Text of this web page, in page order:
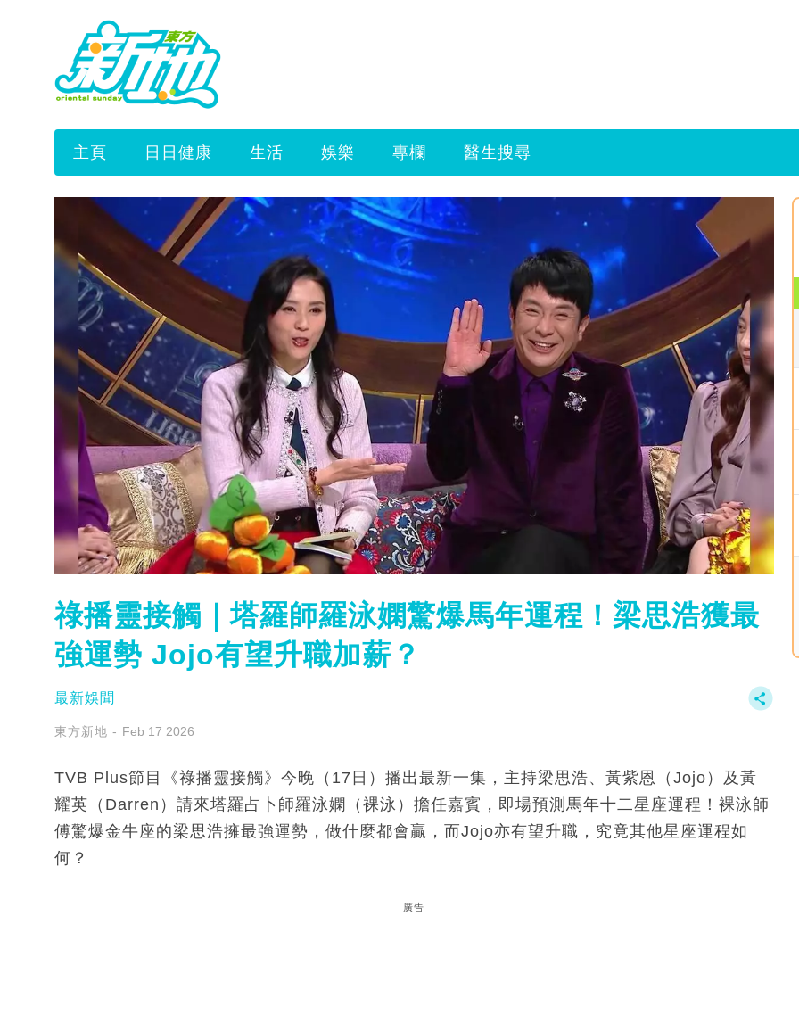
主頁 日日健康 生活 娛樂 專欄 醫生搜尋
祿播靈接觸｜塔羅師羅泳嫻驚爆馬年運程！梁思浩獲最
強運勢 Jojo有望升職加薪？
最新娛聞
東方新地 Feb 17 2026
TVB Plus節目《祿播靈接觸》今晚（17日）播出最新一集，主持梁思浩、黃紫恩（Jojo）及黃
耀英（Darren）請來塔羅占卜師羅泳嫻（裸泳）擔任嘉賓，即場預測馬年十二星座運程！裸泳師
傅驚爆金牛座的梁思浩擁最強運勢，做什麼都會贏，而Jojo亦有望升職，究竟其他星座運程如
何？
廣告